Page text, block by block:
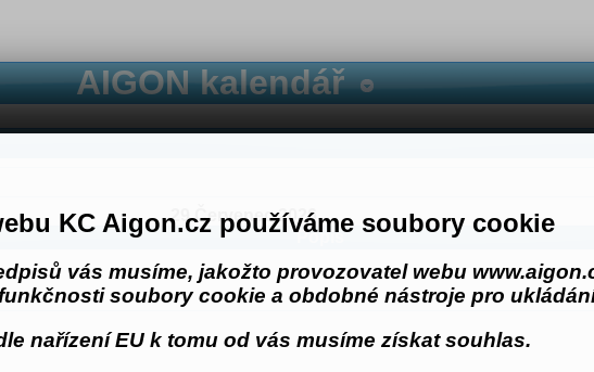
KC Aigon.cz používáme soubory cookie
vás musíme, jakožto provozovatel webu
soubory cookie a obdobné nástroje pro
nařízení EU k tomu od vás musíme získat souhlas.
AIGON kalendář
29 Červenec 2026
Popis